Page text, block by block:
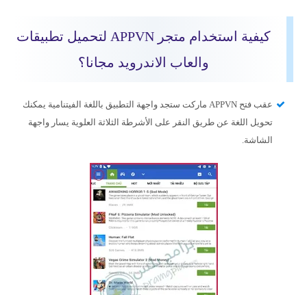
كيفية استخدام متجر APPVN لتحميل تطبيقات
والعاب الاندرويد مجانا؟
عقب فتح APPVN ماركت ستجد واجهة التطبيق باللغة الفيتنامية يمكنك
تحويل اللغة عن طريق النقر على الأشرطة الثلاثة العلوية يسار واجهة
الشاشة.